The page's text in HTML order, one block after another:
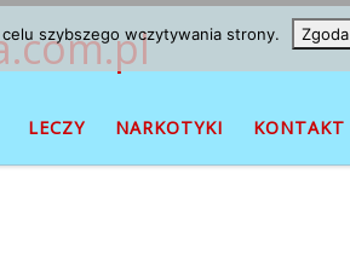
LECZY NARKOTYKI KONTAKT
szybszego wczytywania strony. Zgoda